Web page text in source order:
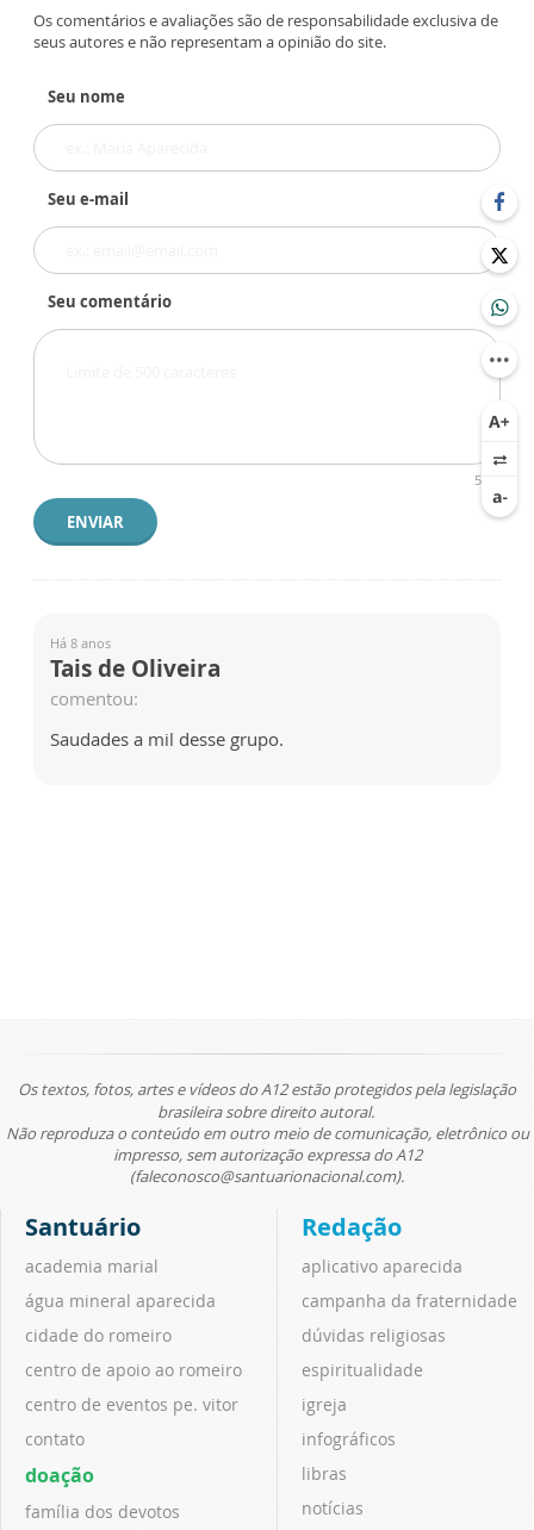
Os comentários e avaliações são de responsabilidade exclusiva de
seus autores e não representam a opinião do site.
Seu nome
Seu e-mail
Seu comentário
500
ENVIAR
Há 8 anos
Tais de Oliveira
comentou:
Saudades a mil desse grupo.
Os textos, fotos, artes e vídeos do A12 estão protegidos pela legislação
brasileira sobre direito autoral.
Não reproduza o conteúdo em outro meio de comunicação, eletrônico ou
impresso, sem autorização expressa do A12
(faleconosco@santuarionacional.com).
Santuário
academia marial
água mineral aparecida
cidade do romeiro
centro de apoio ao romeiro
centro de eventos pe. vitor
contato
doação
família dos devotos
Redação
aplicativo aparecida
campanha da fraternidade
dúvidas religiosas
espiritualidade
igreja
infográficos
libras
notícias